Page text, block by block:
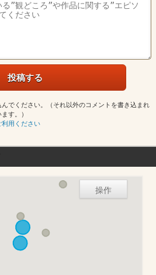
でください。（それ以外のコメントを書き込まれ
す。）
利用ください
操作